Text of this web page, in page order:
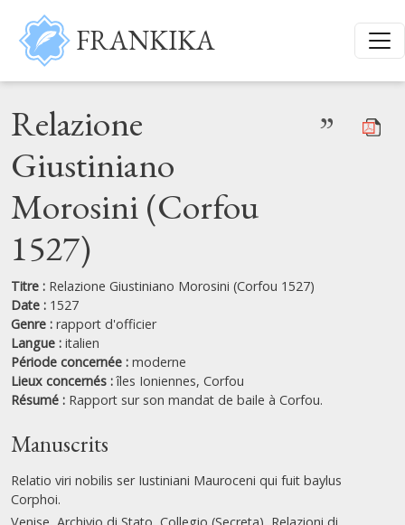
Aller au contenu principal
FRANKIKA
Relazione
Giustiniano
Morosini (Corfou
1527)
”
Titre : Relazione Giustiniano Morosini (Corfou 1527)
Date : 1527
Genre : rapport d'officier
Langue : italien
Période concernée : moderne
Lieux concernés :îles Ioniennes, Corfou
Résumé : Rapport sur son mandat de baile à Corfou.
Manuscrits
Relatio viri nobilis ser Iustiniani Mauroceni qui fuit baylus
Corphoi.